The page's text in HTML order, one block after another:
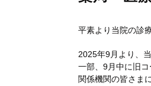
平素より当院の診
2025年9月より、
一部、9月中に旧コ
関係機関の皆さま